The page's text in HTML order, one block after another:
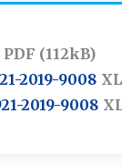
PDF (112kB)
2019-9008
2019-9008